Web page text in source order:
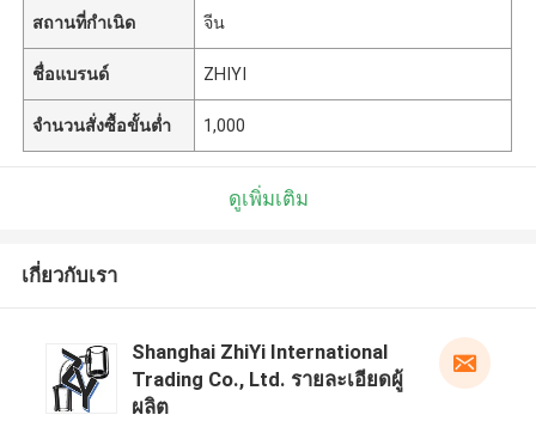
สถานที่กำเนิด จีน
ชื่อแบรนด์ ZHIYI
จำนวนสั่งซื้อขั้นต่ำ 1,000
ดูเพิ่มเติม
เกี่ยวกับเรา
Shanghai ZhiYi International
Trading Co., Ltd. รายละเอียดผู้
ผลิต